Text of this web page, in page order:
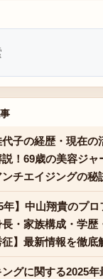
代子の経歴・現在の
！69歳の美容ジャ
ンチエイジングの秘
年】中山翔貴のプ
・家族構成・学歴
】最新情報を徹底
グに関する2025年